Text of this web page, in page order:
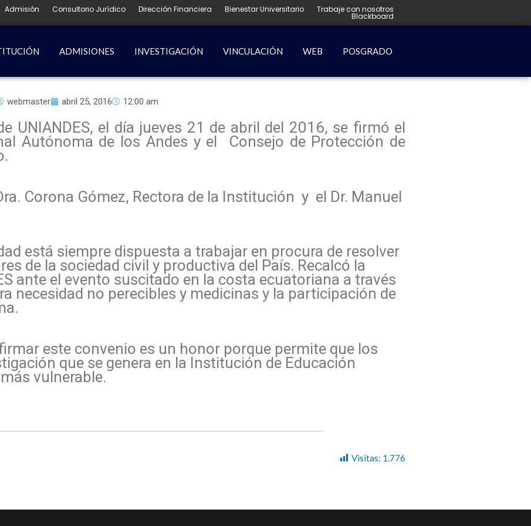
Admisión Consultorio Jurídico Dirección Financiera Bienestar Universitario Trabaje con nosotros
Blackboard
ADMISIONES INVESTIGACIÓN VINCULACIÓN WEB POSGRADO
webmaster abril 25, 2016 12:00 am
UNIANDES, el día jueves 21 de abril del 2016, se firmó el
Autónoma de los Andes y el Consejo de Protección de
Corona Gómez, Rectora de la Institución y el Dr. Manuel
está siempre dispuesta a trabajar en procura de resolver
de la sociedad civil y productiva del País. Recalcó la
ante el evento suscitado en la costa ecuatoriana a través
necesidad no perecibles y medicinas y la participación de
este convenio es un honor porque permite que los
que se genera en la Institución de Educación
vulnerable.
Visitas: 1.776